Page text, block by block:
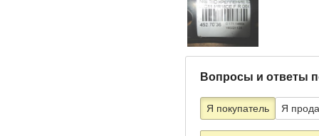
Вопросы и ответы
Я покупатель Я